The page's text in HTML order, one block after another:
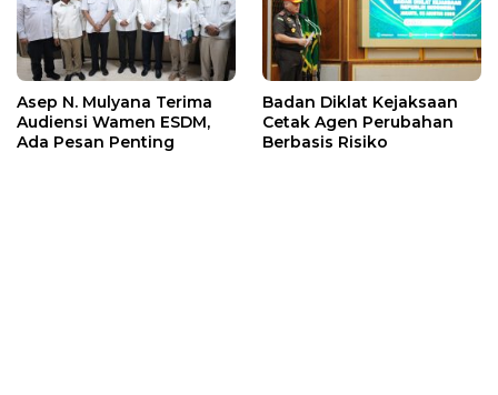
Asep N. Mulyana Terima
Audiensi Wamen ESDM,
Ada Pesan Penting
Badan Diklat Kejaksaan
Cetak Agen Perubahan
Berbasis Risiko